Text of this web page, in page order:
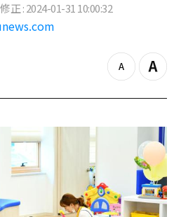
修正 : 2024-01-31 10:00:32
z
o
Z
o
i
n